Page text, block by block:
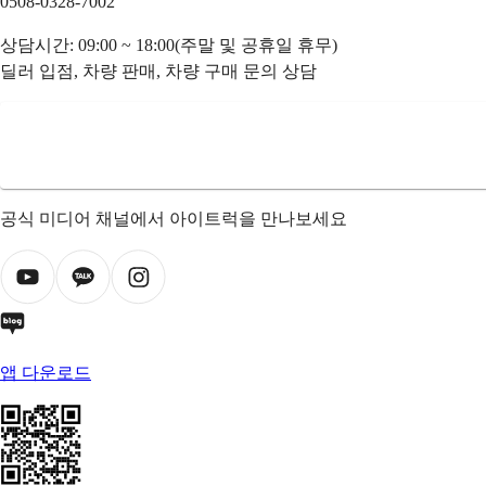
상담시간: 09:00 ~ 18:00(주말 및 공휴일 휴무)
딜러 입점, 차량 판매, 차량 구매 문의 상담
공식 미디어 채널에서 아이트럭을 만나보세요
앱 다운로드